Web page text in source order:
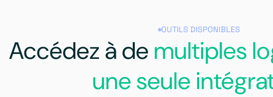
OUTILS DISPONIBLES
Accédez à de multiples
une seule